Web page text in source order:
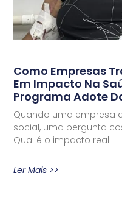
Como Empresas
Em Impacto Na
Programa Adote
Quando uma empresa
social, uma pergunta
Qual é o impacto real
Ler Mais >>